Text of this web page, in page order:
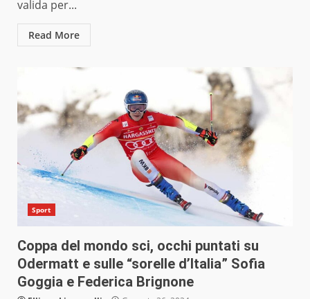
valida per...
Read More
Sport
Coppa del mondo sci, occhi puntati su
Odermatt e sulle “sorelle d’Italia” Sofia
Goggia e Federica Brignone